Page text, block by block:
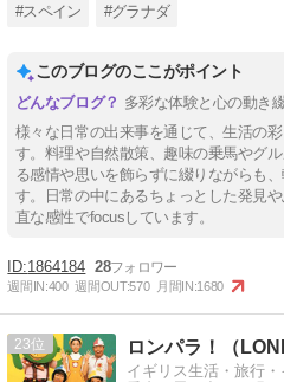
#スペイン #グラナダ
このブログのここがポイント
多彩な体験と心の動き
様々な日常の出来事を通じて、生活の
す。料理や自然散策、趣味の乗馬やグ
る感情や思いを飾らずに綴りながらも
す。日常の中にあるちょっとした発見
直な感性でfocusしています。
1864184 28
週間IN:400 週間OUT:570 月間IN:1680
23 ロンパラ！（
イギリス生活・旅行